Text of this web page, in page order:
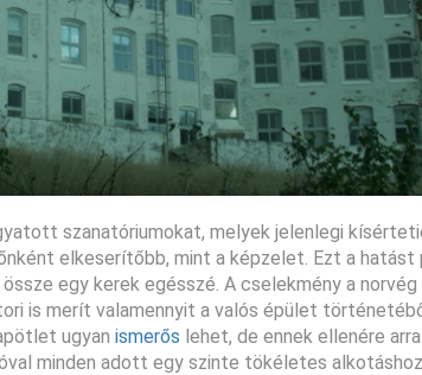
szanatóriumokat, melyek jelenlegi
elkeserítőbb, mint a képzelet. Ezt a hatást
egy kerek egésszé. A cselekmény a
is merít valamennyit a valós épület
ugyan ismerős lehet, de ennek ellenére
minden adott egy szinte tökéletes